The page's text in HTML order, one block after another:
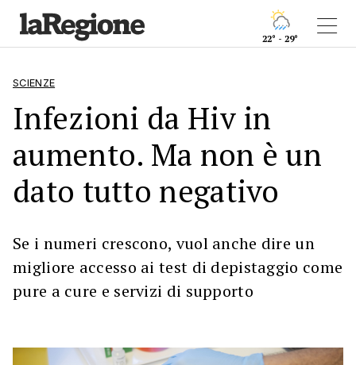
22° - 29°
SCIENZE
Infezioni da Hiv in
aumento. Ma non è un
dato tutto negativo
Se i numeri crescono, vuol anche dire un
migliore accesso ai test di depistaggio come
pure a cure e servizi di supporto